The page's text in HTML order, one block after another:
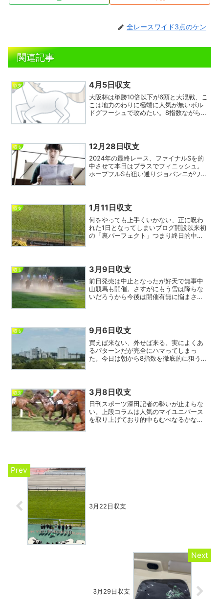
全レースワイド3点のケン
関連記事
収支 4月5日収支
大阪杯は単勝10倍以下が6頭と大混戦、こ
こは地力のわりに極端に人気が無いボル
ドグフーシュで攻めたい。8指数ながら12
倍以上つく。馬券は本...
収支 12月28日収支
2024年の最終レース、ファイナルSを的
中させて本日はプラスでフィニッシュ。
ホープフルSも狙い通りジョバンニがワイ
指数以下の超人...
収支 1月11日収支
何をやっても上手くいかない、正に呪わ
れた1日となってしまいブログ開設以来初
の「裏パーフェクト」つまり終日的中無
感がしたがその通り...
収支 3月9日収支
前日発売は中止となったが好天で無事中
山競馬も開催。さすがにもう雪は降らな
いだろうから今後は開催有無に悩まされ
イナス決着。軸馬が好走...
収支 9月6日収支
買えば来ない、外せば来る。実によくあ
るパターンだが完全にハマってしまっ
た。今日は朝から8指数を徹底的に狙うつ
の展開。特に阪神最終レー...
収支 3月8日収支
日刊スポーツ深田記者の勢いが止まらな
い。上段コラムは人気のマイユニバース
を取り上げており的中もむべなるかな、
3月22日収支
3月29日収支